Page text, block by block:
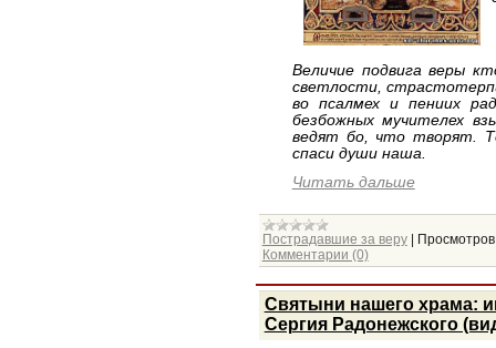
Величие подвига веры
светлости,
во псалмех и пениих
безбожных мучителех
ведят бо, что творят.
спаси души наша.
Читать дальше
Пострадавшие за веру|
Комментарии (0)
Святыни нашего храма:
Сергия Радонежского